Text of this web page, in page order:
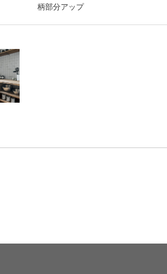
柄部分アップ